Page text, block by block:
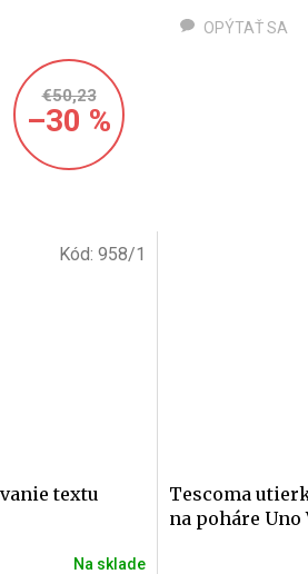
€50,23
–30 %
OPÝTAŤ SA
textu
Na sklade
Kód: 958/1
Tescoma
na poháre